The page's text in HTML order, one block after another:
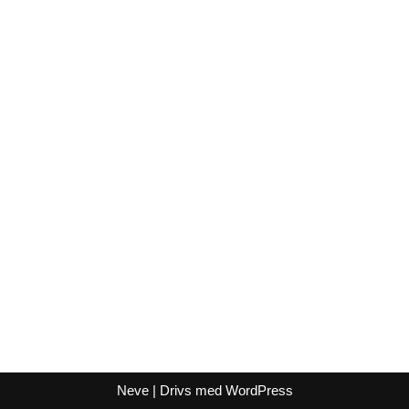
Neve| Drivs med WordPress